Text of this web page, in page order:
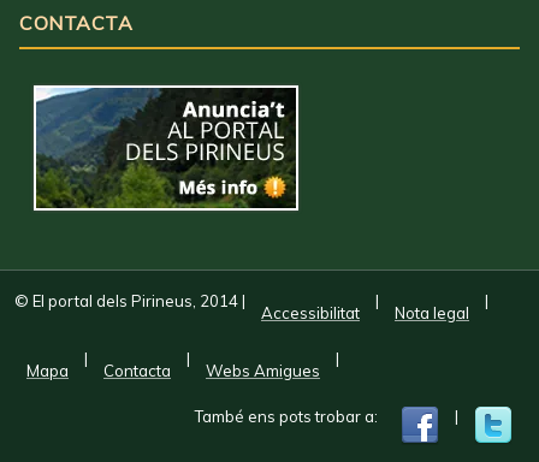
CONTACTA
© El portal dels Pirineus, 2014|
Accessibilitat
|
Nota legal
|
Mapa
|
Contacta
|
Webs Amigues
|
També ens pots trobar a: |